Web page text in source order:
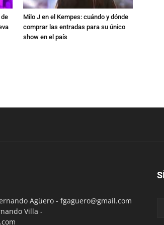
Milo J en el Kempes: cuándo y dónde
comprar las entradas para su único
show en el país
Agüero - fgaguero@gmail.com
Villa -